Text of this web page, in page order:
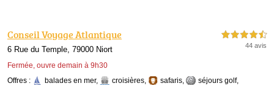
Conseil Voyage Atlantique
6 Rue du Temple, 79000 Niort
Fermée, ouvre demain à 9h30
4,5 étoiles sur 5
44 avis
Offres : balades en mer, croisières, safaris, séjours golf,